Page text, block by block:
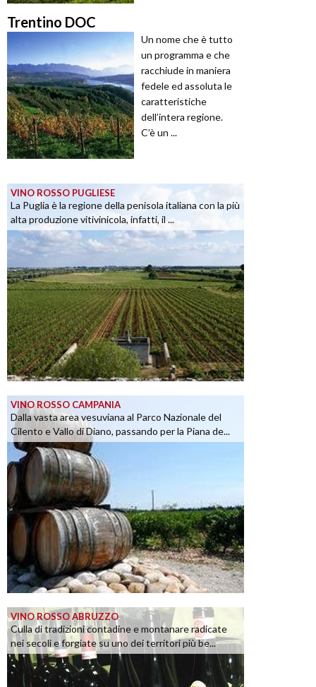
Trentino DOC
Un nome che è tutto
un programma e che
racchiude in maniera
fedele ed assoluta le
caratteristiche
dell’intera regione.
C’è un ...
VINO ROSSO PUGLIESE
La Puglia è la regione della penisola italiana con la più
alta produzione vitivinicola, infatti, il ...
VINO ROSSO CAMPANIA
Dalla vasta area vesuviana al Parco Nazionale del
Cilento e Vallo di Diano, passando per la Piana de...
VINO ROSSO ABRUZZO
Culla di tradizioni contadine e montanare radicate
nei secoli e forgiate su uno dei territori più be...